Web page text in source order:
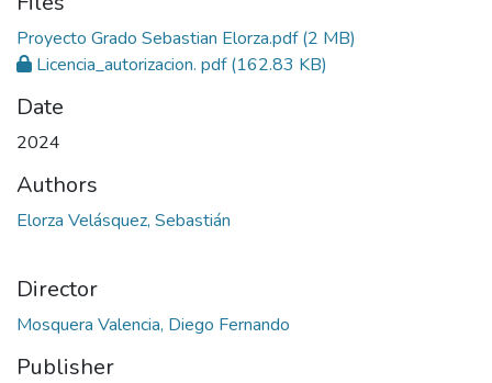
Proyecto Grado Sebastian Elorza.pdf(2 MB)
Licencia_autorizacion. pdf(162.83 KB)
Date
2024
Authors
Elorza Velásquez, Sebastián
Director
Mosquera Valencia, Diego Fernando
Publisher